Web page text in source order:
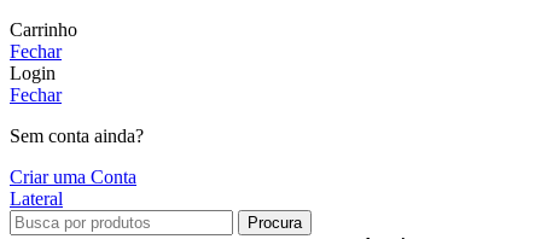
Carrinho
Fechar
Login
Fechar
Sem conta ainda?
Criar uma Conta
Lateral
Procura